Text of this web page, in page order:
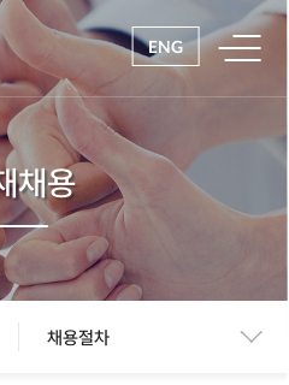
ENG
채용
채용절차